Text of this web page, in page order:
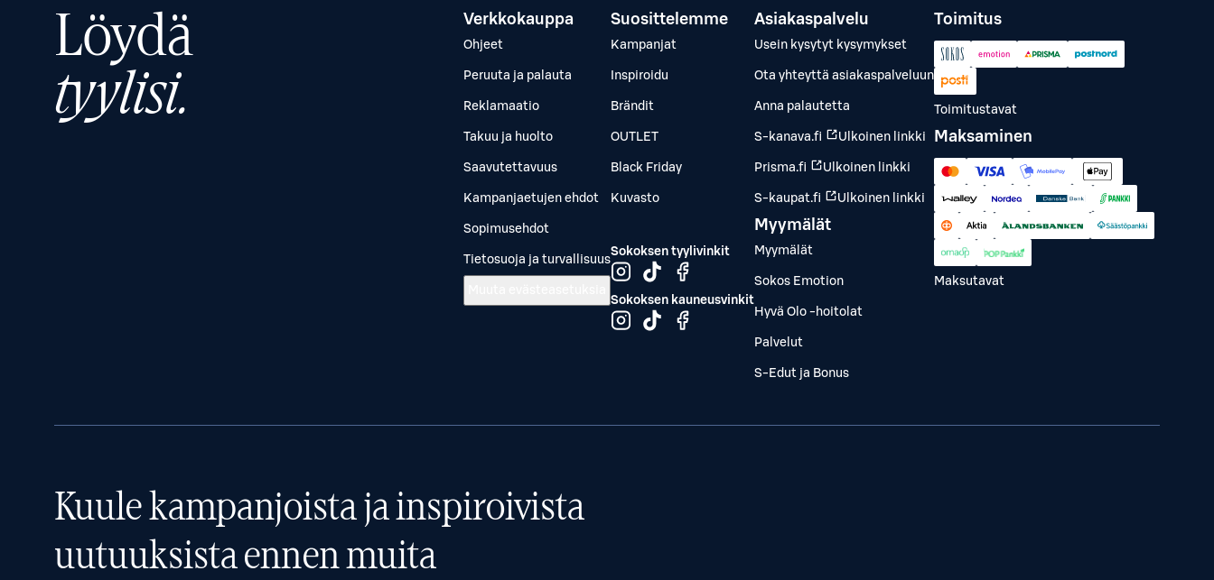
Löydä
tyylisi.
Verkkokauppa
Ohjeet
Peruuta ja palauta
Reklamaatio
Takuu ja huolto
Saavutettavuus
Kampanjaetujen ehdot
Sopimusehdot
Tietosuoja ja turvallisuus
Suosittelemme
Kampanjat
Inspiroidu
Brändit
OUTLET
Black Friday
Kuvasto
Sokoksen tyylivinkit
Sokoksen kauneusvinkit
Asiakaspalvelu
Usein kysytyt kysymykset
Ota yhteyttä asiakaspalveluun
Anna palautetta
S-kanava.fi Ulkoinen linkki
Prisma.fi Ulkoinen linkki
S-kaupat.fi Ulkoinen linkki
Myymälät
Myymälät
Sokos Emotion
Hyvä Olo -hoitolat
Palvelut
S-Edut ja Bonus
Toimitus
Toimitustavat
Maksaminen
Maksutavat
Kuule kampanjoista ja inspiroivista
uutuuksista ennen muita